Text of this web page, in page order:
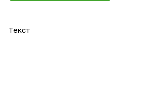
Текст